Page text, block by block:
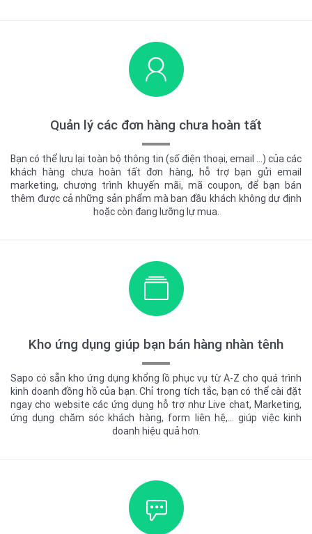
Quản lý các đơn hàng chưa hoàn tất
Bạn có thể lưu lại toàn bộ thông tin (số điện thoại, email ...) của các
khách hàng chưa hoàn tất đơn hàng, hỗ trợ bạn gửi email
marketing, chương trình khuyến mãi, mã coupon, để bạn bán
thêm được cả những sản phẩm mà ban đầu khách không dự định
hoặc còn đang lưỡng lự mua.
Kho ứng dụng giúp bạn bán hàng nhàn tênh
Sapo có sẵn kho ứng dụng khổng lồ phục vụ từ A-Z cho quá trình
kinh doanh đồng hồ của bạn. Chỉ trong tích tắc, bạn có thể cài đặt
ngay cho website các ứng dụng hỗ trợ như Live chat, Marketing,
ứng dụng chăm sóc khách hàng, form liên hệ,… giúp việc kinh
doanh hiệu quả hơn.